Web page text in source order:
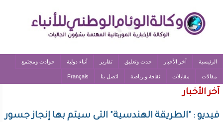
الرئيسية آخر الأخبار حدث وتعليق تقارير أنباء دولية حوادث ومجتمع
مقالات مقابلات ثقافة و رياضة اتصل بنا Français
آخر الأخبار
فيديو : "الطريقة الهندسية" التى سيتم بها إنجاز جسور